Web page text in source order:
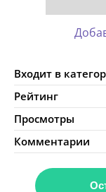
Входит в
Рейтинг
Просмотры
Комментарии